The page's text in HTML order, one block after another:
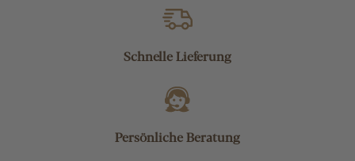
Schnelle Lieferung
Persönliche Beratung